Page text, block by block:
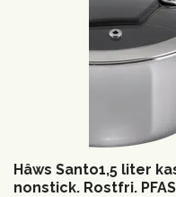
Hâws Santo1,5 liter
nonstick. Rostfri.